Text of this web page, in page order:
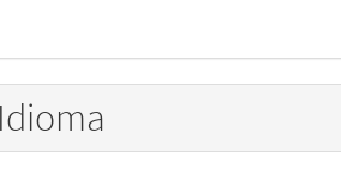
Idioma